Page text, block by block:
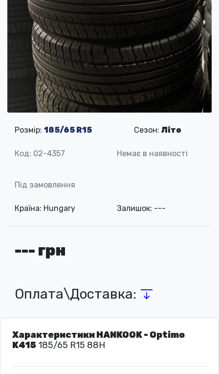
Розмір: 185/65 R15 Сезон: Літо
Код: 02-4357 Немає в наявності
Під замовлення
Країна: Hungary Залишок: ---
--- грн
Оплата\Доставка:
Характеристики HANKOOK - Optimo
K415 185/65 R15 88H